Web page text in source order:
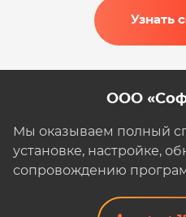
Узнать
ООО
Мы оказываем полный
установке, настройке,
сопровождению